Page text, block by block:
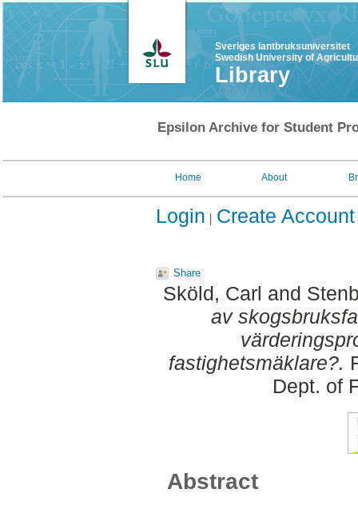
Sveriges lantbruksuniversitet
Swedish University of
Library
Epsilon Archive for Student
Home About
Login Create Account
Share
Sköld, Carl and
av
fastighetsmäklare?.
Dept. of
Abstract